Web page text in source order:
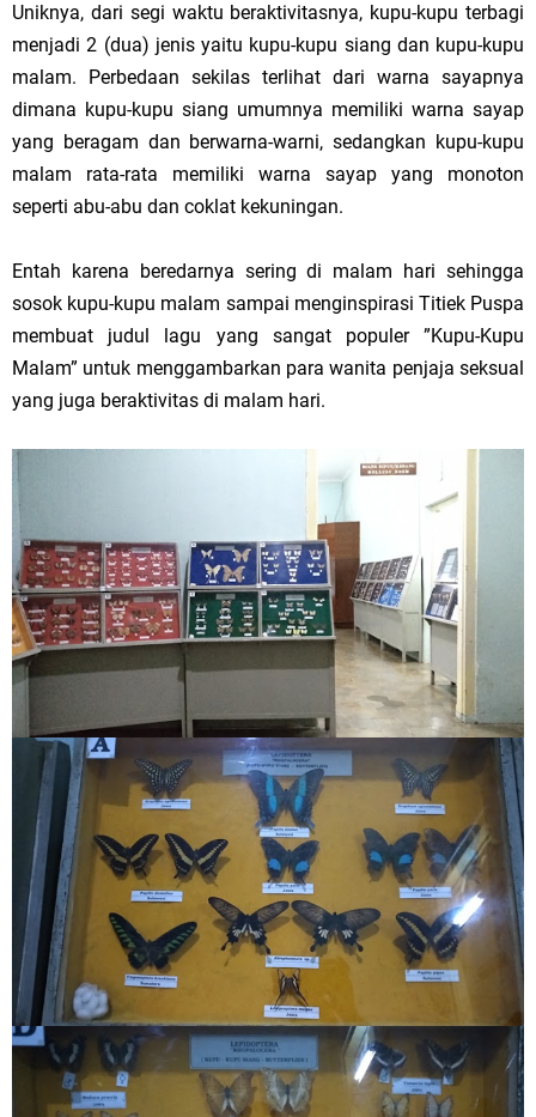
Uniknya, dari segi waktu beraktivitasnya, kupu-kupu terbagi
menjadi 2 (dua) jenis yaitu kupu-kupu siang dan kupu-kupu
malam. Perbedaan sekilas terlihat dari warna sayapnya
dimana kupu-kupu siang umumnya memiliki warna sayap
yang beragam dan berwarna-warni, sedangkan kupu-kupu
malam rata-rata memiliki warna sayap yang monoton
seperti abu-abu dan coklat kekuningan.
Entah karena beredarnya sering di malam hari sehingga
sosok kupu-kupu malam sampai menginspirasi Titiek Puspa
membuat judul lagu yang sangat populer ”Kupu-Kupu
Malam” untuk menggambarkan para wanita penjaja seksual
yang juga beraktivitas di malam hari.